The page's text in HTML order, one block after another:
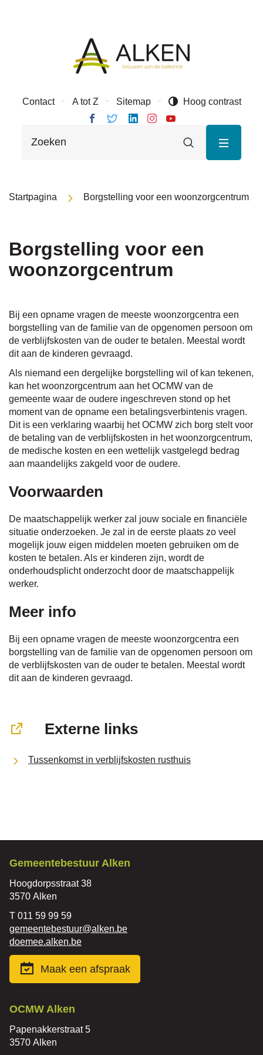
inhoud
Contact A tot Z Sitemap
Hoog contrast
Volg ons
Volg
Volg Volg ons
Instagram
Volg
Youtube
zoek
Zoeken
MENU
Startpagina Borgstelling voor een woonzorgcentrum
Borgstelling voor een
woonzorgcentrum
Inhoud
Bij een opname vragen de meeste woonzorgcentra een
borgstelling van de familie van de opgenomen persoon om
de verblijfskosten van de ouder te betalen. Meestal wordt
dit aan de kinderen gevraagd.
Als niemand een dergelijke borgstelling wil of kan tekenen,
kan het woonzorgcentrum aan het OCMW van de
gemeente waar de oudere ingeschreven stond op het
moment van de opname een betalingsverbintenis vragen.
Dit is een verklaring waarbij het OCMW zich borg stelt voor
de betaling van de verblijfskosten in het woonzorgcentrum,
de medische kosten en een wettelijk vastgelegd bedrag
aan maandelijks zakgeld voor de oudere.
Voorwaarden
De maatschappelijk werker zal jouw sociale en financiële
situatie onderzoeken. Je zal in de eerste plaats zo veel
mogelijk jouw eigen middelen moeten gebruiken om de
kosten te betalen. Als er kinderen zijn, wordt de
onderhoudsplicht onderzocht door de maatschappelijk
werker.
Meer info
Bij een opname vragen de meeste woonzorgcentra een
borgstelling van de familie van de opgenomen persoon om
de verblijfskosten van de ouder te betalen. Meestal wordt
dit aan de kinderen gevraagd.
Externe links
Tussenkomst in verblijfskosten rusthuis
Contact
Gemeentebestuur Alken
Adres
Hoogdorpsstraat 38
,3570 Alken
Tel.011 59 99 59
E-
mail
gemeentebestuur@alken.be
Website
doemee.alken.be
Maak een afspraak
Contact
OCMW Alken
Adres
Papenakkerstraat 5
,3570 Alken